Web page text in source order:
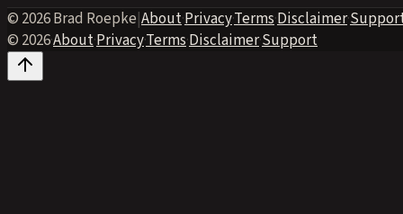
© 2026 Brad Roepke|About·Privacy·Terms·Disclaimer·
© 2026·About·Privacy·Terms·Disclaimer·Support